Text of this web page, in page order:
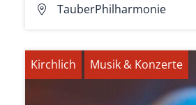
TauberPhilharmonie
Kirchlich Musik & Konzerte